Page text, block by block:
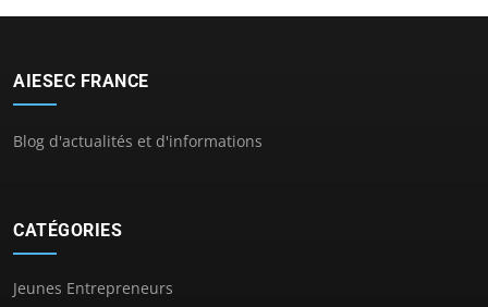
AIESEC FRANCE
Blog d'actualités et d'informations
CATÉGORIES
Jeunes Entrepreneurs